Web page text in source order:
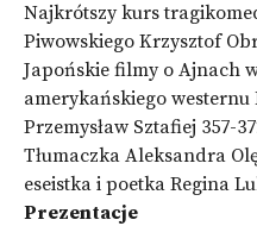
Najkrótszy kurs
Piwowskiego Krzysztof
Japońskie filmy o Ajnach
amerykańskiego
Przemysław Sztafiej 357-
Tłumaczka Aleksandra
eseistka i poetka Regina
Prezentacje